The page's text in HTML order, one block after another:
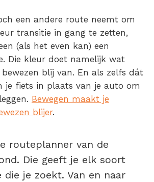
een andere route neemt om
transitie in gang te zetten,
(als het even kan) een
Die kleur doet namelijk wat
blij van. En als zelfs dát
je fiets in plaats van je auto om
Bewegen maakt je
blijer.
routeplanner van de
. Die geeft je elk soort
je zoekt. Van en naar